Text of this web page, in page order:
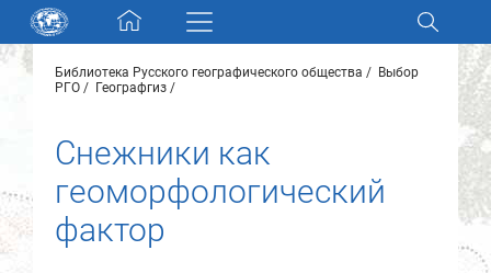
Skip navigation
Разделы и коллекции
Электронный каталог
Новости
Библиотека Русского географического общества
Выбор
РГО
Географгиз
Снежники как
геоморфологический
фактор